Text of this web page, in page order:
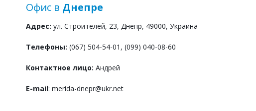
Офис в Днепре
Адрес: ул. Строителей, 23, Днепр, 49000, Украина
Телефоны: (067) 504-54-01, (099) 040-08-60
Контактное лицо: Андрей
E-mail: merida-dnepr@ukr.net